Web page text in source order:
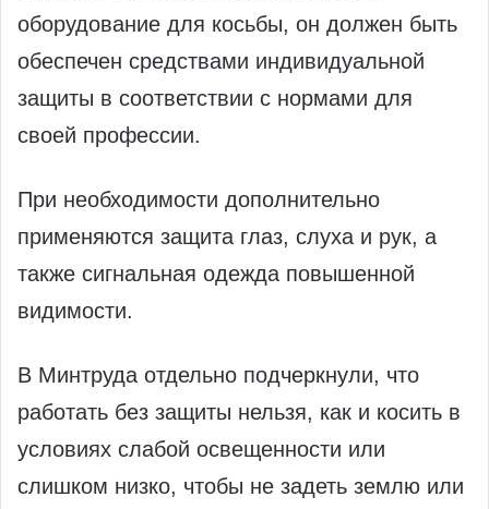
оборудование для косьбы, он должен быть
обеспечен средствами индивидуальной
защиты в соответствии с нормами для
своей профессии.
При необходимости дополнительно
применяются защита глаз, слуха и рук, а
также сигнальная одежда повышенной
видимости.
В Минтруда отдельно подчеркнули, что
работать без защиты нельзя, как и косить в
условиях слабой освещенности или
слишком низко, чтобы не задеть землю или